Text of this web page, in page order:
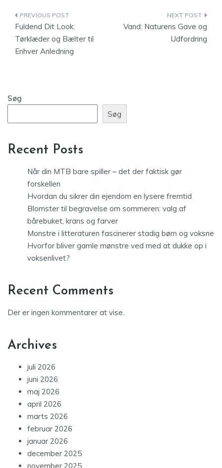
Indlægsnavigation
Fuldend Dit Look:
Tørklæder og Bælter til
Enhver Anledning
Vand: Naturens Gave og
Udfordring
Søg
Søg
Recent Posts
Når din MTB bare spiller – det der faktisk gør
forskellen
Hvordan du sikrer din ejendom en lysere fremtid
Blomster til begravelse om sommeren: valg af
bårebuket, krans og farver
Monstre i litteraturen fascinerer stadig børn og voksne
Hvorfor bliver gamle mønstre ved med at dukke op i
voksenlivet?
Recent Comments
Der er ingen kommentarer at vise.
Archives
juli 2026
juni 2026
maj 2026
april 2026
marts 2026
februar 2026
januar 2026
december 2025
november 2025